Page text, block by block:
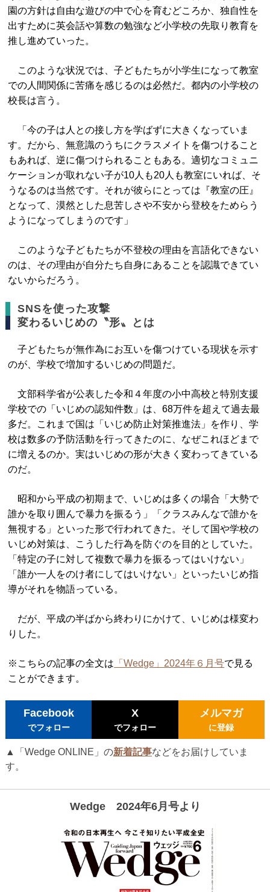
園の方針は自由な遊びの中で心を育むどころか、独自性を
出すために英会話や算数の勉強など小学校の先取り教育を
推し進めていった。
このような状況では、子どもたちが小学生になって教室
での人間関係に苦痛を感じるのは必然だ。都内の小学校の
校長は言う。
「今の子は人との接し方を学ばずに大きくなっていま
す。だから、無意識のうちにクラスメイトを傷つけること
もあれば、逆に傷つけられることもある。適切なコミュニ
ケーションが取れない子が10人も20人も教室にいれば、そ
うなるのは当然です。それが彼らにとっては『教室の圧』
となって、漠然とした息苦しさや不安から登校をためらう
ようになってしまうのです」
このような子どもたちが不登校の理由を言語化できない
のは、その理由が自分たち自身にあることを認識できてい
ないからだろう。
SNSを使った攻撃
変わるいじめの〝形〟とは
子どもたちが無作為にお互いを傷つけている現状を示す
のが、学校で増加するいじめの問題だ。
文部科学省が公表した令和４年度の小中高校と特別支援
学校での「いじめの認知件数」は、68万件を超えて過去最
多だ。これまで国は「いじめ防止対策推進法」を作り、学
校は数多の予防活動を行ってきたのに、なぜこれほどまで
に増えるのか。実はいじめの形が大きく変わってきている
のだ。
昭和から平成の初期まで、いじめは多くの場合「大勢で
誰かを取り囲んで暴力を振るう」「クラスみんなで誰かを
無視する」といった形で行われてきた。そして国や学校の
いじめ対策は、こうした行為を防ぐのを目的としていた。
「特定の子に対して複数で暴力を振るってはいけない」
「誰か一人をのけ者にしてはいけない」といったいじめ指
導がそれを物語っている。
だが、平成の半ばから終わりにかけて、いじめは様変わ
りした。
※こちらの記事の全文は 「Wedge」2024年６月号で見る
ことができます。
Facebook
でフォロー
X
でフォロー
メルマガ
に登録
▲「Wedge ONLINE」の新着記事などをお届けしていま
す。
Wedge 2024年6月号より